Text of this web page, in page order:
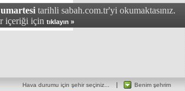
tarihli sabah.com.tr'yi okumaktasınız.
içeriği için tıklayın »
Benim şehrim
Hava durumu için şehir seçiniz...